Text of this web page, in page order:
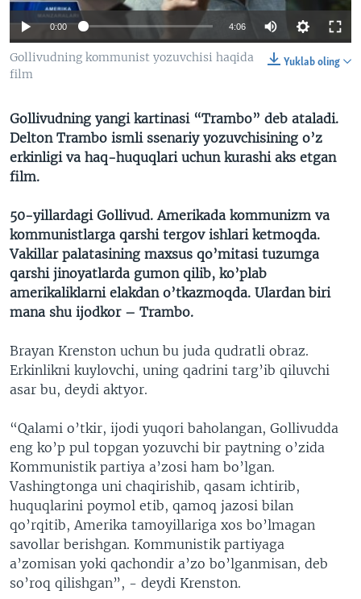
VIDEO
XABARLAR SURATLARDA
ODNOKLASSNIKI
TELEGRAM
TWITTER
0:00 4:06
Yuklab oling
Gollivudning kommunist yozuvchisi haqida
film
Gollivudning yangi kartinasi “Trambo” deb ataladi.
Delton Trambo ismli ssenariy yozuvchisining o’z
erkinligi va haq-huquqlari uchun kurashi aks etgan
film.
50-yillardagi Gollivud. Amerikada kommunizm va
kommunistlarga qarshi tergov ishlari ketmoqda.
Vakillar palatasining maxsus qo’mitasi tuzumga
qarshi jinoyatlarda gumon qilib, ko’plab
amerikaliklarni elakdan o’tkazmoqda. Ulardan biri
mana shu ijodkor – Trambo.
Brayan Krenston uchun bu juda qudratli obraz.
Erkinlikni kuylovchi, uning qadrini targ’ib qiluvchi
asar bu, deydi aktyor.
“Qalami o’tkir, ijodi yuqori baholangan, Gollivudda
eng ko’p pul topgan yozuvchi bir paytning o’zida
Kommunistik partiya a’zosi ham bo’lgan.
Vashingtonga uni chaqirishib, qasam ichtirib,
huquqlarini poymol etib, qamoq jazosi bilan
qo’rqitib, Amerika tamoyillariga xos bo’lmagan
savollar berishgan. Kommunistik partiyaga
a’zomisan yoki qachondir a’zo bo’lganmisan, deb
so’roq qilishgan”, - deydi Krenston.